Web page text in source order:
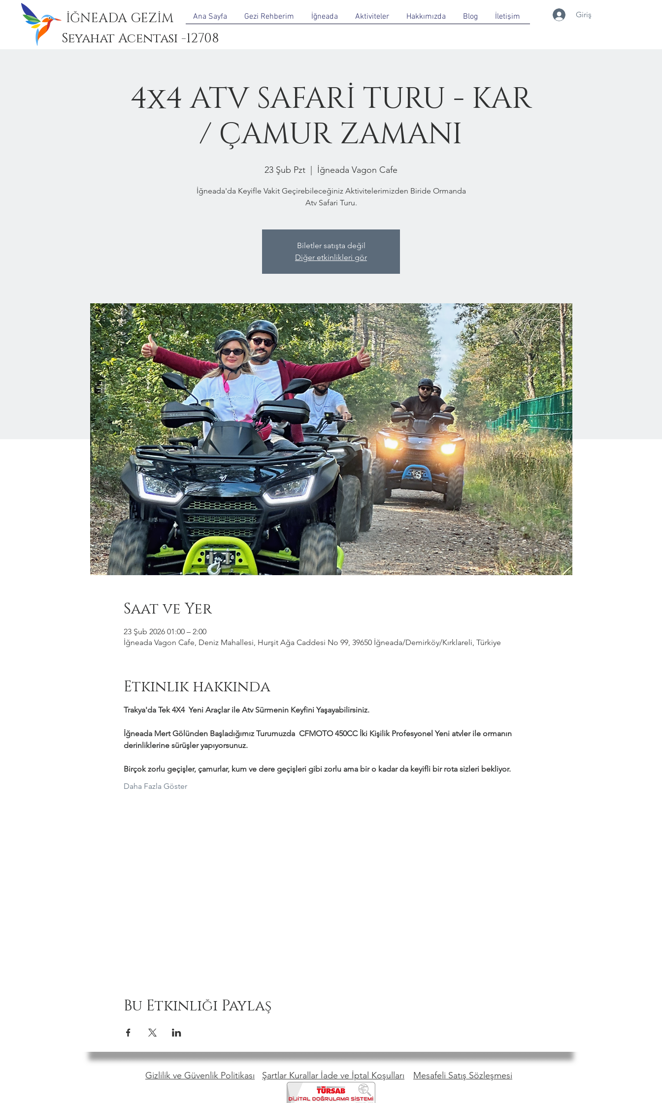
İĞNEADA GEZİM
Seyahat Acentası -12708
Ana Sayfa Gezi Rehberim İğneada Aktiviteler Hakkımızda Blog İletişim Giriş
4x4 ATV SAFARİ TURU - KAR
/ ÇAMUR ZAMANI
23 Şub Pzt İğneada Vagon Cafe
İğneada'da Keyifle Vakit Geçirebileceğiniz Aktivitelerimizden Biride Ormanda
Atv Safari Turu.
Biletler satışta değil
Diğer etkinlikleri gör
Saat ve Yer
23 Şub 2026 01:00 – 2:00
İğneada Vagon Cafe, Deniz Mahallesi, Hurşit Ağa Caddesi No 99, 39650 İğneada/Demirköy/Kırklareli, Türkiye
Etkinlik hakkında
Trakya'da Tek 4X4  Yeni Araçlar ile Atv Sürmenin Keyfini Yaşayabilirsiniz.
İğneada Mert Gölünden Başladığımız Turumuzda  CFMOTO 450CC İki Kişilik Profesyonel Yeni atvler ile ormanın
derinliklerine sürüşler yapıyorsunuz.
Birçok zorlu geçişler, çamurlar, kum ve dere geçişleri gibi zorlu ama bir o kadar da keyifli bir rota sizleri bekliyor.
Daha Fazla Göster
Bu Etkinliği Paylaş
Gizlilik ve Güvenlik Politikası Şartlar Kurallar İade ve İptal Koşulları Mesafeli Satış Sözleşmesi